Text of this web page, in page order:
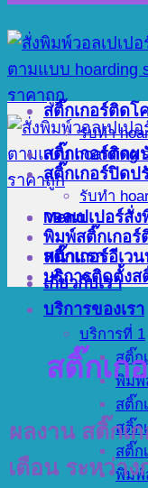
Menu
หน้าแรก
เกี่ยวกับเรา
บริการของเรา
บริการที่ 1
สติ๊ก
พิมพ์
สติ๊ก
สติ๊ก
สติ๊ก
พิมพ์
สติ๊กเกอร์ติดโ
รับทำ
สติ๊กเกอร์ติดผ
สติ๊กเกอร์ปิดป
รับทำ
วอลเปเปอร์สั่
พิมพ์สติ๊กเกอร์
สติ๊กเกอร์อีเว
บริการติดตั้งส
สติ๊กเก
ผลงาน สติ๊กเ
เตือน ระหว่า